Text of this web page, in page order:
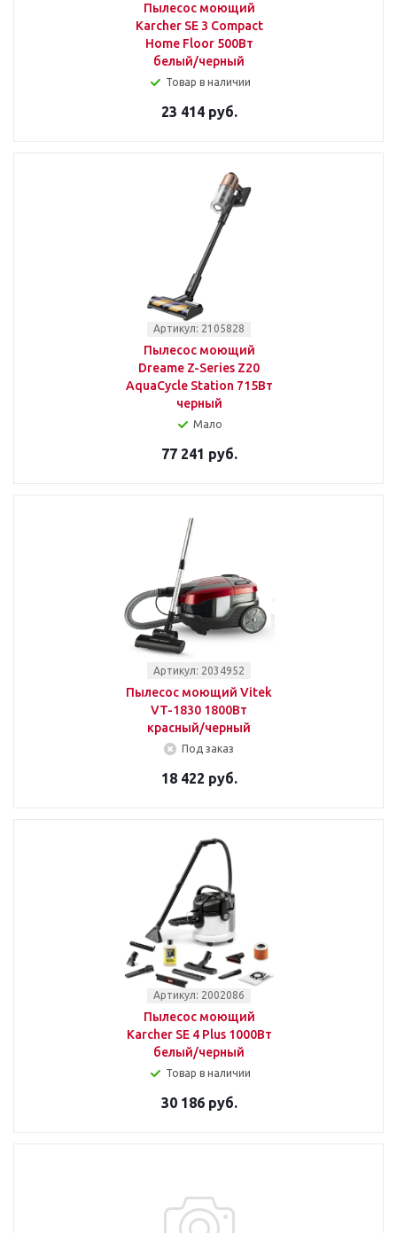
Пылесос моющий
Karcher SE 3 Compact
Home Floor 500Вт
белый/черный
Товар в наличии
23 414 руб.
Артикул: 2105828
Пылесос моющий
Dreame Z-Series Z20
AquaCycle Station 715Вт
черный
Мало
77 241 руб.
Артикул: 2034952
Пылесос моющий Vitek
VT-1830 1800Вт
красный/черный
Под заказ
18 422 руб.
Артикул: 2002086
Пылесос моющий
Karcher SE 4 Plus 1000Вт
белый/черный
Товар в наличии
30 186 руб.